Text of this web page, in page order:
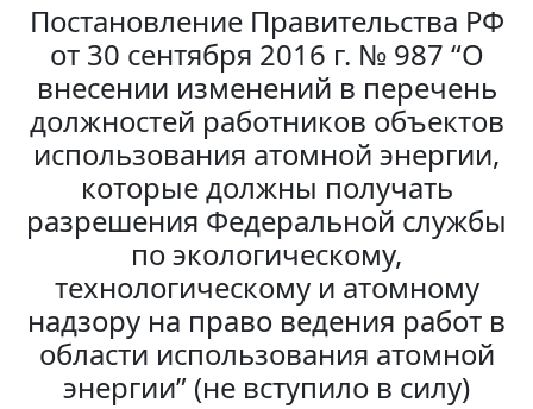
Постановление Правительства РФ
от 30 сентября 2016 г. № 987 “О
внесении изменений в перечень
должностей работников объектов
использования атомной энергии,
которые должны получать
разрешения Федеральной службы
по экологическому,
технологическому и атомному
надзору на право ведения работ в
области использования атомной
энергии” (не вступило в силу)